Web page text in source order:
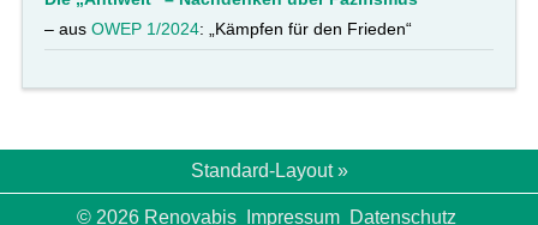
– ausOWEP 1/2024: „Kämpfen für den Frieden“
Standard-Layout »
© 2026 Renovabis Impressum Datenschutz